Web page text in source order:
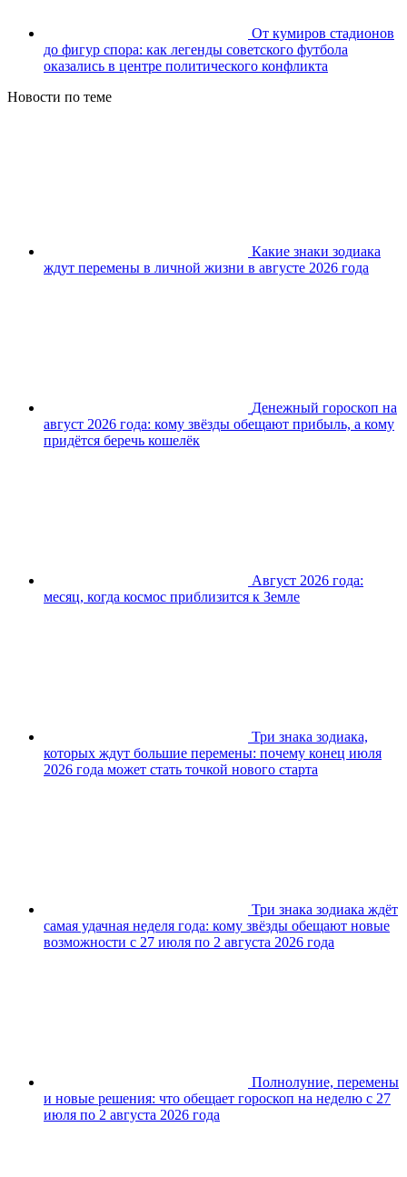
От кумиров стадионов
до фигур спора: как легенды советского футбола
оказались в центре политического конфликта
Новости по теме
Какие знаки зодиака
ждут перемены в личной жизни в августе 2026 года
Денежный гороскоп на
август 2026 года: кому звёзды обещают прибыль, а кому
придётся беречь кошелёк
Август 2026 года:
месяц, когда космос приблизится к Земле
Три знака зодиака,
которых ждут большие перемены: почему конец июля
2026 года может стать точкой нового старта
Три знака зодиака ждёт
самая удачная неделя года: кому звёзды обещают новые
возможности с 27 июля по 2 августа 2026 года
Полнолуние, перемены
и новые решения: что обещает гороскоп на неделю с 27
июля по 2 августа 2026 года